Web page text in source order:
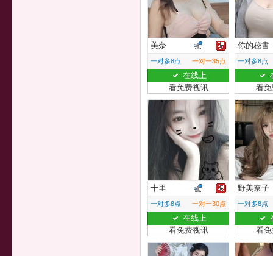
美奈
一对多8点 一对一35点
在线上
看免费视讯
你的秘書
一对多8点
看
十里
一对多8点 一对一30点
在线上
看免费视讯
野美奈子
一对多8点
看